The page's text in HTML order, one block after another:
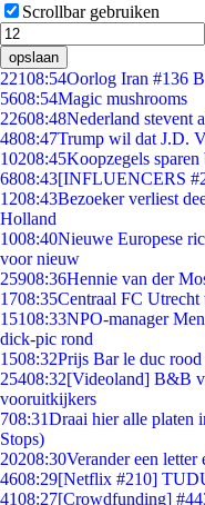
Scrollbar gebruiken
opslaan
22108:54Oorlog Iran #136
5608:54Magic mushrooms
22608:48Nederland stevent
4808:47Trump wil dat J.D.
10208:45Koopzegels
6808:43[INFLUENCERS
1208:43Bezoeker verliest
Holland
1008:40Nieuwe Europese
voor nieuw
25908:36Hennie van der
1708:35Centraal FC
15108:33NPO-manager
dick-pic rond
1508:32Prijs Bar le duc
25408:32[Videoland] B&B
vooruitkijkers
708:31Draai hier alle platen
Stops)
20208:30Verander een
4608:29[Netflix #210]
4108:27[Crowdfunding]